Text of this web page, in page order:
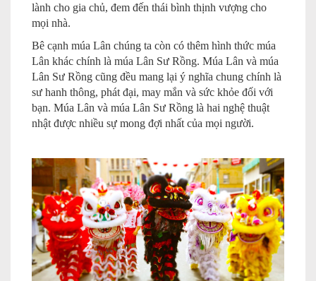
lành cho gia chủ, đem đến thái bình thịnh vượng cho
mọi nhà.
Bê cạnh múa Lân chúng ta còn có thêm hình thức múa
Lân khác chính là múa Lân Sư Rồng. Múa Lân và múa
Lân Sư Rồng cũng đều mang lại ý nghĩa chung chính là
sư hanh thông, phát đại, may mắn và sức khỏe đối với
bạn. Múa Lân và múa Lân Sư Rồng là hai nghệ thuật
nhật được nhiều sự mong đợi nhất của mọi người.